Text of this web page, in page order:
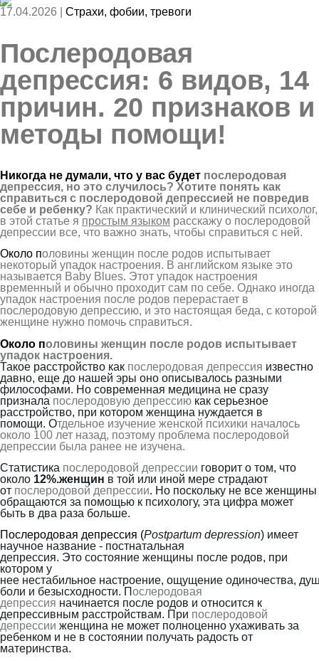
17.04.2026 | Страхи, фобии, тревоги
Послеродовая
депрессия: 6 видов, 14
причин. 20 признаков и
методы помощи!
Никогда не думали, что у вас будет послеродовая
депрессия, но это случилось? Хотите понять как
справиться с послеродовой депрессией не повредив
себе и ребенку? Как практический и клинический психолог,
в этой статье я простым языком расскажу о послеродовой
депрессии все, что важно знать, чтобы справиться с ней.
Около половины женщин после родов испытывает
некоторый упадок настроения. В английском языке это
называется Baby Blues. Этот упадок настроения
временный и обычно проходит сам по себе. Однако иногда
упадок настроения после родов перерастает в
послеродовую депрессию, и это настоящая беда, с которой
женщине нужно помочь справиться.
Около половины женщин после родов испытывает
упадок настроения.
Такое расстройство как послеродовая депрессия известно
давно, еще до нашей эры оно описывалось разными
философами. Но современная медицина не сразу
признала послеродовую депрессию как серьезное
расстройство, при котором женщина нуждается в
помощи. Отдельное изучение женской психики началось
около 100 лет назад, поэтому проблема послеродовой
депрессии была ранее не изучена.
Статистика послеродовой депрессии говорит о том, что
около 12%.женщин в той или иной мере страдают
от послеродовой депрессии. Но поскольку не все женщины
обращаются за помощью к психологу, эта цифра может
быть в два раза больше.
Послеродовая депрессия (Postpartum depression) имеет
научное название - постнатальная
депрессия. Это состояние женщины после родов, при
котором у
нее нестабильное настроение, ощущение одиночества,
боли и безысходности. Послеродовая
депрессия начинается после родов и относится к
депрессивным расстройствам. При послеродовой
депрессии женщина не может полноценно ухаживать за
ребенком и не в состоянии получать радость от
материнства.